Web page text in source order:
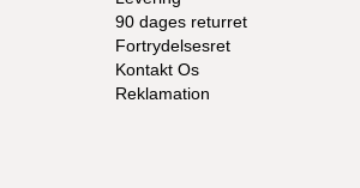
90 dages returret
Fortrydelsesret
Kontakt Os
Reklamation